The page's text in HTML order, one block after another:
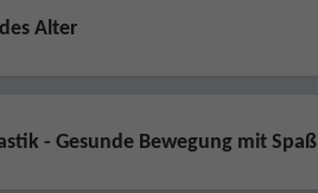
Alter
- Gesunde Bewegung mit Spaß